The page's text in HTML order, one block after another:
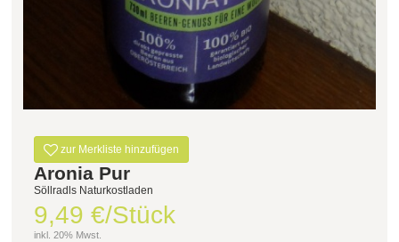
zur Merkliste hinzufügen
Aronia Pur
Söllradls Naturkostladen
9,49 €/Stück
inkl. 20% Mwst.